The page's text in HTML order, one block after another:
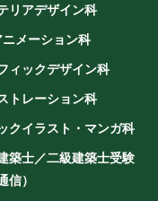
リアデザイン科
メーション科
ィックデザイン科
トレーション科
クイラスト・マンガ科
築士／二級建築士受験
信）